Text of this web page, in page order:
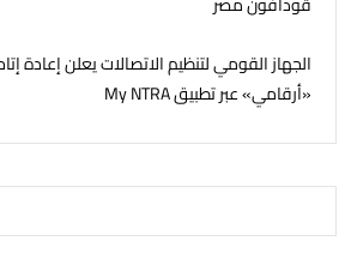
الجهاز القومي لتنظيم الاتصالات يعلن إعادة
«أرقامي» عبر تطبيق My NTRA